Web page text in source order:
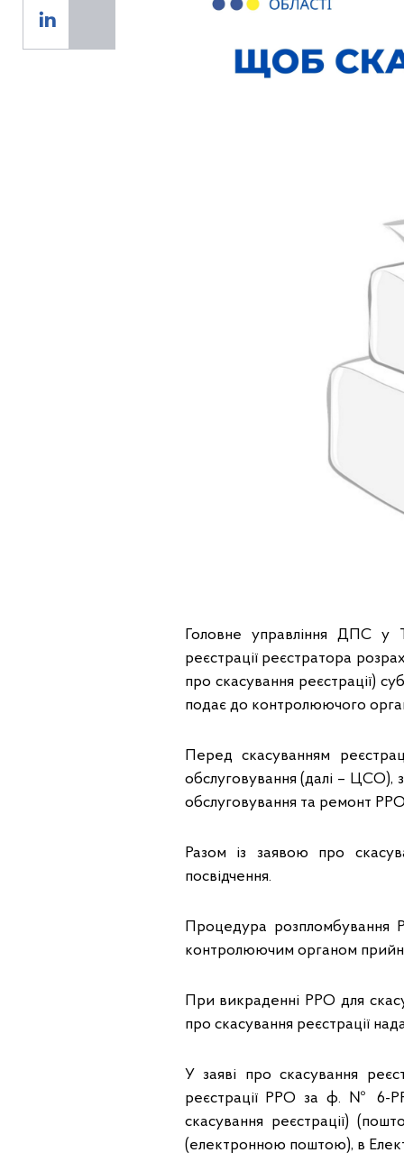
Головне управління ДПС у
реєстрації реєстратора
про скасування реєстрації)
подає до контролюючого
Перед скасуванням
обслуговування (далі – ЦСО),
обслуговування та ремонт
Разом із заявою про
посвідчення.
Процедура
контролюючим органом
При викраденні РРО для
про скасування реєстрації
У заяві про скасування
реєстрації РРО за ф. № 6-
скасування реєстрації)
(електронною поштою), в